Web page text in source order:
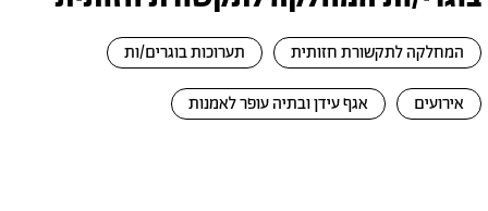
המחלקה לתקשורת חזותית תערוכות בוגרים/ות
אירועים אגף עידן ובתיה עופר לאמנות